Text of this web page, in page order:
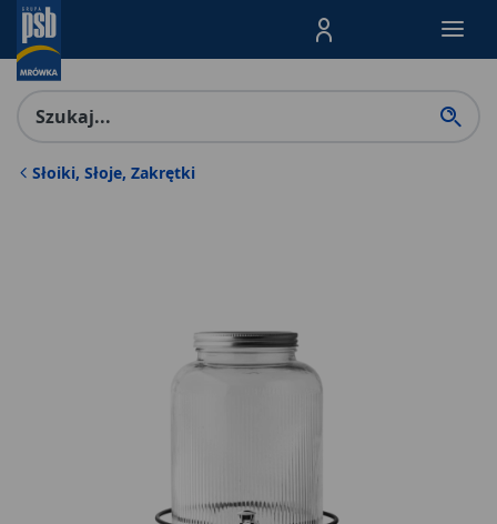
Menu Produktów,
Słoiki, Słoje, Zakrętki